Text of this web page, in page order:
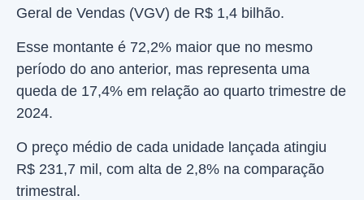
Geral de Vendas (VGV) de R$ 1,4 bilhão.
Esse montante é 72,2% maior que no mesmo
período do ano anterior, mas representa uma
queda de 17,4% em relação ao quarto trimestre de
2024.
O preço médio de cada unidade lançada atingiu
R$ 231,7 mil, com alta de 2,8% na comparação
trimestral.